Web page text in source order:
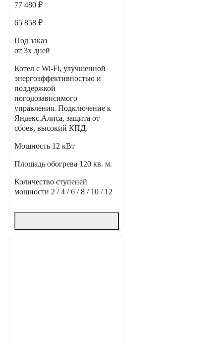
77 480 ₽
65 858 ₽
Под заказ
от 3х дней
Котел с Wi-Fi, улучшенной
энергоэффективностью и
поддержкой
погодозависимого
управления. Подключение к
Яндекс.Алиса, защита от
сбоев, высокий КПД.
Мощность 12 кВт
Площадь обогрева 120 кв. м.
Количество ступеней
мощности 2 / 4 / 6 / 8 / 10 / 12